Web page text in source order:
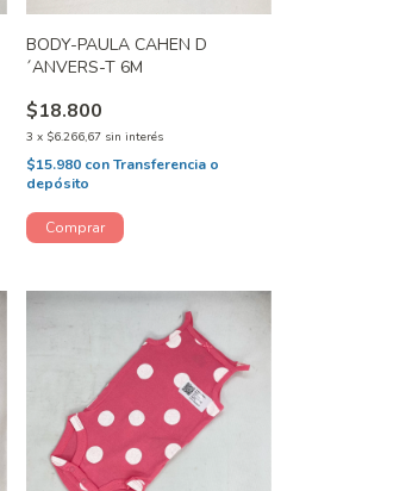
BODY-PAULA CAHEN D
´ANVERS-T 6M
$18.800
3 x $6.266,67 sin interés
$15.980 con Transferencia o
depósito